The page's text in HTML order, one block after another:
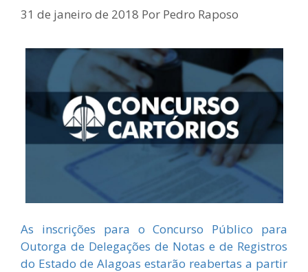
31 de janeiro de 2018 Por Pedro Raposo
As inscrições para o Concurso Público para
Outorga de Delegações de Notas e de Registros
do Estado de Alagoas estarão reabertas a partir